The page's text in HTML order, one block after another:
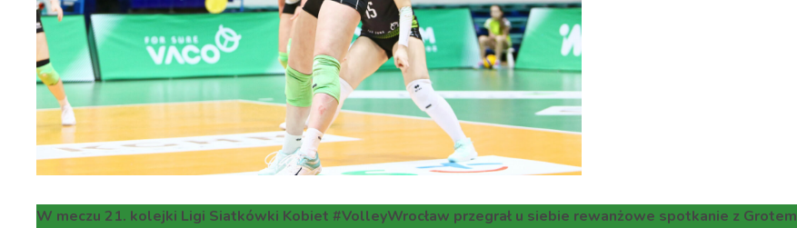
W meczu 21. kolejki Ligi Siatkówki Kobiet #VolleyWrocław przegrał u siebie rewanżowe spotkanie z Grotem